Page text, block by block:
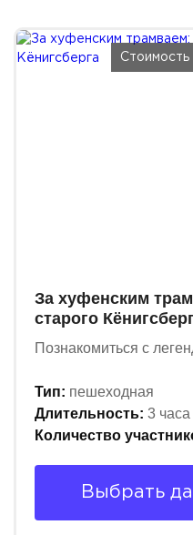
За хуфенским
старого
Познакомиться с
Тип: пешеходная
Длительность: 3 часа
Количество
Стоимость
Выбрать